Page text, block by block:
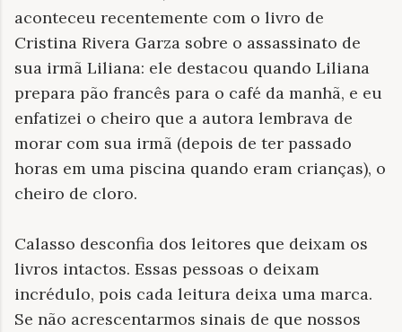
aconteceu recentemente com o livro de
Cristina Rivera Garza sobre o assassinato de
sua irmã Liliana: ele destacou quando Liliana
prepara pão francês para o café da manhã, e eu
enfatizei o cheiro que a autora lembrava de
morar com sua irmã (depois de ter passado
horas em uma piscina quando eram crianças), o
cheiro de cloro.
Calasso desconfia dos leitores que deixam os
livros intactos. Essas pessoas o deixam
incrédulo, pois cada leitura deixa uma marca.
Se não acrescentarmos sinais de que nossos